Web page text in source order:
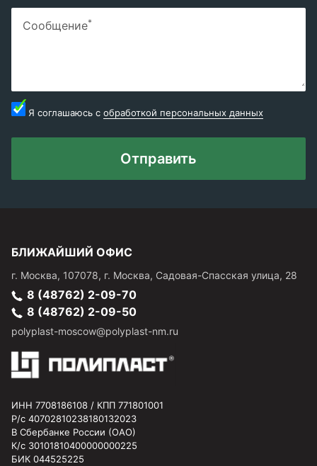
Сообщение*
Я соглашаюсь с обработкой персональных данных
Отправить
БЛИЖАЙШИЙ ОФИС
г. Москва, 107078, г. Москва, Садовая-Спасская улица, 28
8 (48762) 2-09-70
8 (48762) 2-09-50
polyplast-moscow@polyplast-nm.ru
ИНН 7708186108 / КПП 771801001
Р/с 40702810238180132023
В Сбербанке России (ОАО)
К/с 30101810400000000225
БИК 044525225